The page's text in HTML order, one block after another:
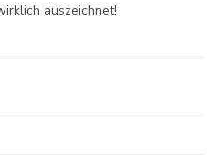
auszeichnet!